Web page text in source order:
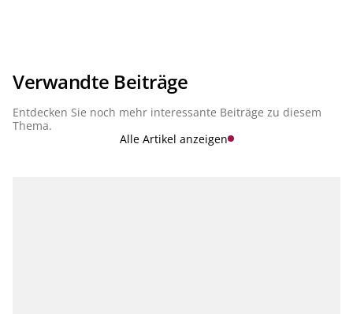
Vorbereitung auf eine nachhaltige Zukunft in der Branche
Banking aus? Dieser Frage gehen wir in unserer Serie
Verwandte Beiträge
Entdecken Sie noch mehr interessante Beiträge zu diesem
Thema.
Alle Artikel anzeigen